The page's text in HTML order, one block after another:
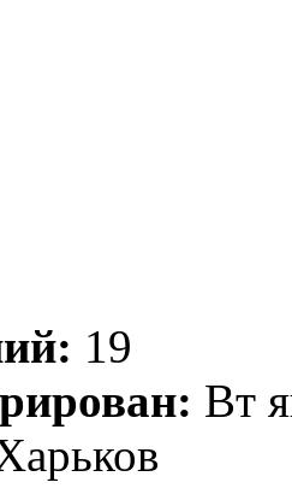
19
Вт